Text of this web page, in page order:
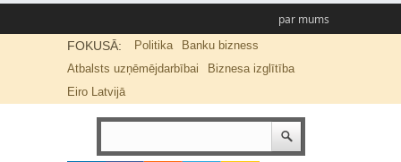
par mums
FOKUSĀ: Politika
Banku bizness
Atbalsts uzņēmējdarbībai
Biznesa izglītība
Eiro Latvijā